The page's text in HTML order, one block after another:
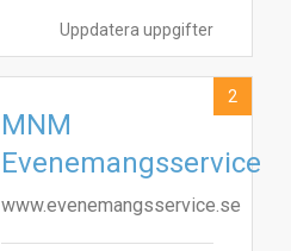
Uppdatera uppgifter
MNM
Evenemangsservice
www.evenemangsservice.se
2